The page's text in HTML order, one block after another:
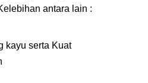
antara lain :
kayu serta Kuat